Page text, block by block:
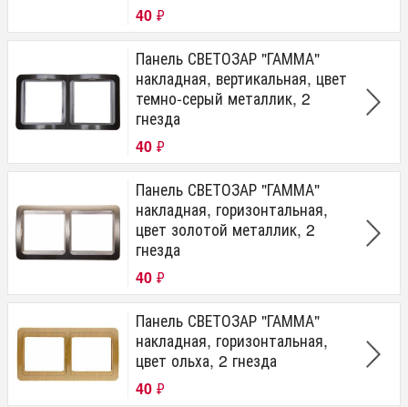
40 ₽
Панель СВЕТОЗАР "ГАММА"
накладная, вертикальная, цвет
темно-серый металлик, 2
гнезда
40 ₽
Панель СВЕТОЗАР "ГАММА"
накладная, горизонтальная,
цвет золотой металлик, 2
гнезда
40 ₽
Панель СВЕТОЗАР "ГАММА"
накладная, горизонтальная,
цвет ольха, 2 гнезда
40 ₽